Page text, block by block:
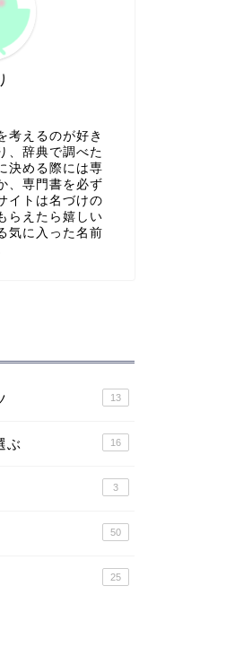
考えるのが好き
、辞典で調べた
決める際には専
、専門書を必ず
イトは名づけの
らえたら嬉しい
気に入った名前
13
ぶ 16
3
50
25